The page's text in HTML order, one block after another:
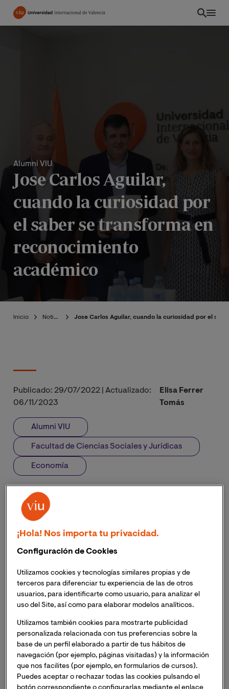
Pasar
Alumni VIU
Jose Carlos Aguilar,
cuando la curiosidad por
el saber se transforma en
reconocimiento
académico
Inicio Noticias Jose Carlos Aguilar, cuando la curiosidad por el
Publicado: 29/07/2022
Actualizado:
06/11/2023
Elisa Ferrer
Tomás
Alumni VIU
Facultad de Ciencias Sociales y Jurídicas
Economía
Jose Carlos Aguilar Ruiz
con largo recorrido en el sector. Tras pasar años
dedicado a su farmacia, empezó a desarrollar algunas
de sus inquietudes. Entre ellas, estaba especializarse en
el sector económico, un campo completamente
curiosidad. Fue esto lo que le condujo a estudiar el
Grado en Economía de VIU - Universidad
Internacional de Valencia. Tras mucho tiempo de
Expediente del Grado en Economía de la Universidad
Internacional de Valencia
patrocinado por el
de Economistas de Valencia (COEV). Este
reconocimiento le fue otorgado por la RectoraEva Mª
Gineren la Universidad, en un encuentro al que
¡Hola! Nos importa tu privacidad.
Configuración de Cookies
Utilizamos cookies y tecnologías similares propias y de
terceros para diferenciar tu experiencia de las de otros
usuarios, para identificarte como usuario, para analizar el
uso del Site, así como para elaborar modelos analíticos.
Utilizamos también cookies para mostrarte publicidad
personalizada relacionada con tus preferencias sobre la
base de un perfil elaborado a partir de tus hábitos de
navegación (por ejemplo, páginas visitadas) y la información
que nos facilites (por ejemplo, en formularios de cursos).
Puedes aceptar o rechazar todas las cookies pulsando el